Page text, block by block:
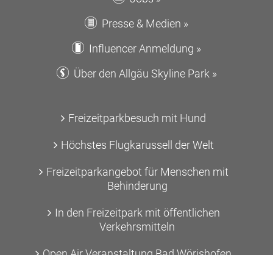
Presse & Medien »
Influencer Anmeldung »
Über den Allgäu Skyline Park »
Freizeitparkbesuch mit Hund
Höchstes Flugkarussell der Welt
Freizeitparkangebot für Menschen mit
Behinderung
In den Freizeitpark mit öffentlichen
Verkehrsmitteln